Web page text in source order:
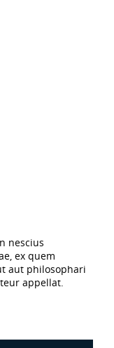
nescius
ex quem
aut philosophari
appellat.